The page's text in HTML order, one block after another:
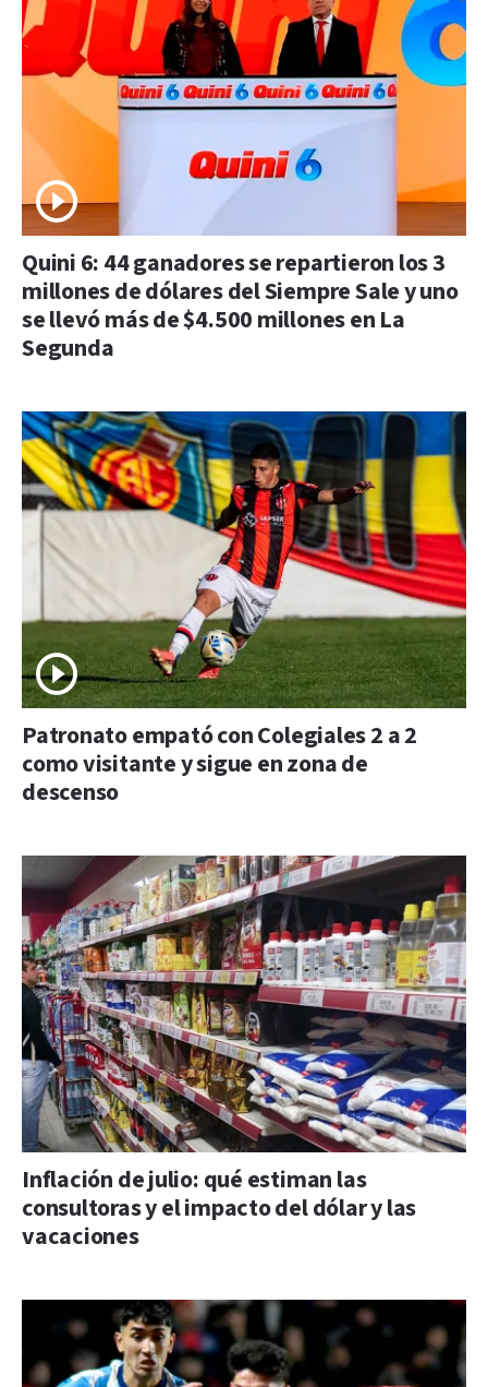
Quini 6: 44 ganadores se repartieron los 3
millones de dólares del Siempre Sale y uno
se llevó más de $4.500 millones en La
Segunda
Patronato empató con Colegiales 2 a 2
como visitante y sigue en zona de
descenso
Inflación de julio: qué estiman las
consultoras y el impacto del dólar y las
vacaciones